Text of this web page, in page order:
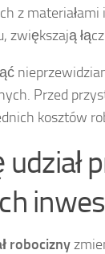
z
zwiększają
Przed
kosztów
udział
robocizny